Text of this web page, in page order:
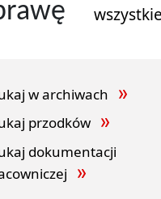
w archiwach
przodków
dokumentacji